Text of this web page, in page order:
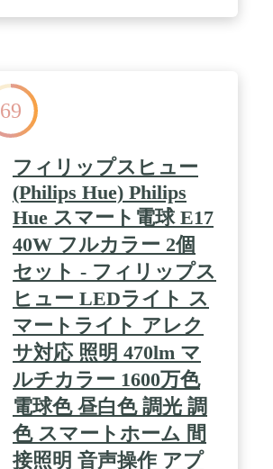
69
フィリップスヒュー
(Philips Hue) Philips
Hue スマート電球 E17
40W フルカラー 2個
セット - フィリップス
ヒュー LEDライト ス
マートライト アレク
サ対応 照明 470lm マ
ルチカラー 1600万色
電球色 昼白色 調光 調
色 スマートホーム 間
接照明 音声操作 アプ